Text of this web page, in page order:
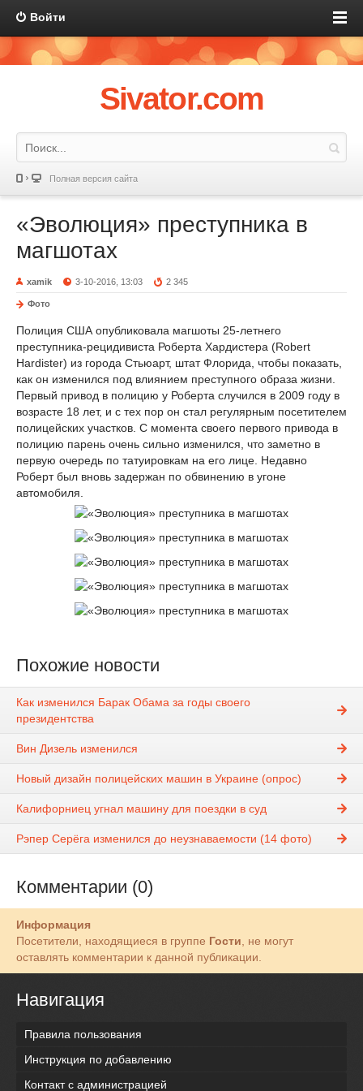
Войти
Sivator.com
Полная версия сайта
«Эволюция» преступника в
магшотах
xamik 3-10-2016, 13:03 2 345
Фото
Полиция США опубликовала магшоты 25-летнего
преступника-рецидивиста Роберта Хардистера (Robert
Hardister) из города Стьюарт, штат Флорида, чтобы показать,
как он изменился под влиянием преступного образа жизни.
Первый привод в полицию у Роберта случился в 2009 году в
возрасте 18 лет, и с тех пор он стал регулярным посетителем
полицейских участков. С момента своего первого привода в
полицию парень очень сильно изменился, что заметно в
первую очередь по татуировкам на его лице. Недавно
Роберт был вновь задержан по обвинению в угоне
автомобиля.
Похожие новости
Как изменился Барак Обама за годы своего
президентства
Вин Дизель изменился
Новый дизайн полицейских машин в Украине (опрос)
Калифорниец угнал машину для поездки в суд
Рэпер Серёга изменился до неузнаваемости (14 фото)
Комментарии (0)
Информация
Посетители, находящиеся в группе Гости, не могут
оставлять комментарии к данной публикации.
Навигация
Правила пользования
Инструкция по добавлению
Контакт с администрацией